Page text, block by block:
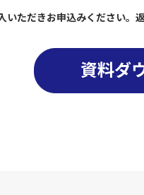
いただきお申込みください。
資料ダ